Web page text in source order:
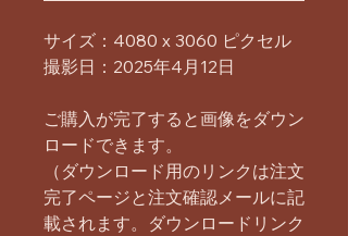
サイズ：4080 x 3060 ピクセル
撮影日：2025年4月12日
ご購入が完了すると画像をダウン
ロードできます。
（ダウンロード用のリンクは注文
完了ページと注文確認メールに記
載されます。ダウンロードリンク